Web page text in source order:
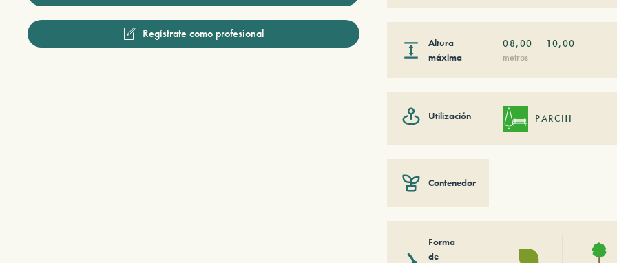
Regístrate como profesional
Altura
máxima
08,00 – 10,00
metros
Utilización PARCHI
Contenedor
Forma
de